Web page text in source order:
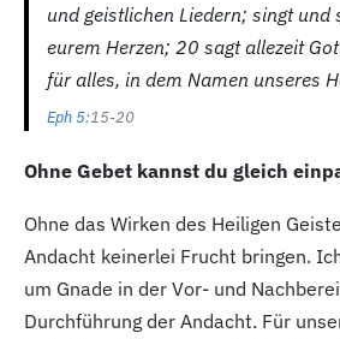
und geistlichen Liedern; singt und
eurem Herzen; 20 sagt allezeit
für alles, in dem Namen unseres
Eph 5:15-20
Ohne Gebet kannst du gleich
Ohne das Wirken des Heiligen
Andacht keinerlei Frucht bringen.
um Gnade in der Vor- und
Durchführung der Andacht. Für